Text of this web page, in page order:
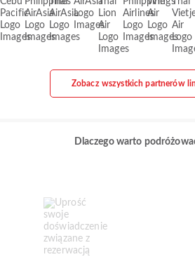
Zobacz wszystkich partnerów
Dlaczego warto